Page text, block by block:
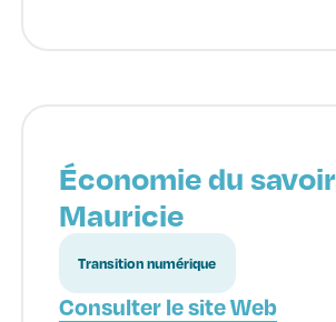
Économie du savoir
Mauricie
Transition numérique
Consulter le site Web